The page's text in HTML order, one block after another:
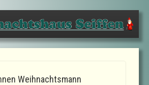
Weihnachtsmann